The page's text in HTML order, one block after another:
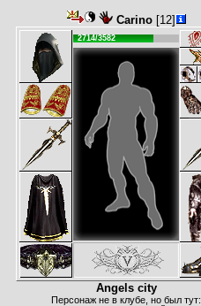
Carino[12]
2714/3582
Angels city
Персонаж не в клубе, но был тут: